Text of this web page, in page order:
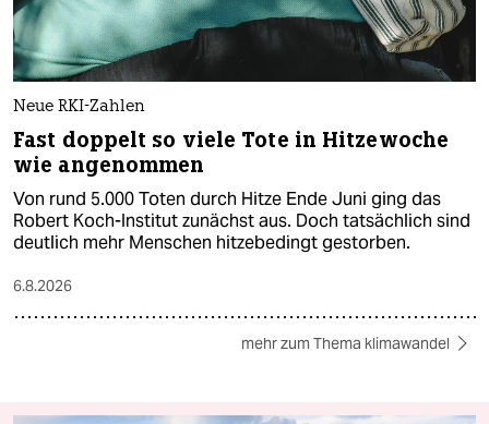
Neue RKI-Zahlen
Fast doppelt so viele Tote in Hitzewoche
wie angenommen
Von rund 5.000 Toten durch Hitze Ende Juni ging das
Robert Koch-Institut zunächst aus. Doch tatsächlich sind
deutlich mehr Menschen hitzebedingt gestorben.
6.8.2026
mehr zum Thema klimawandel